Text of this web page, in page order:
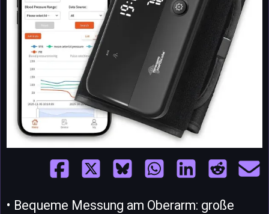
• Bequeme Messung am Oberarm: große